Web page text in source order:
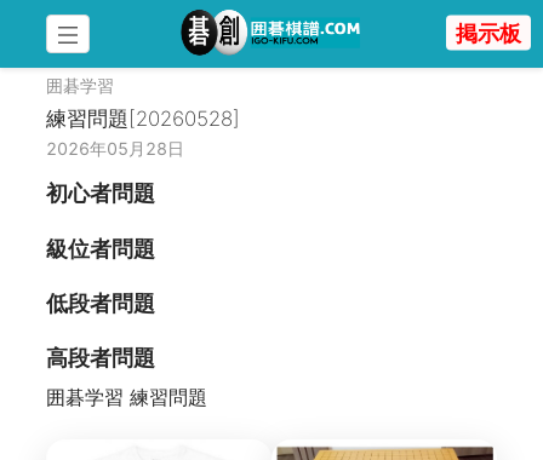
掲示板
囲碁学習
練習問題[20260528]
2026年05月28日
初心者問題
級位者問題
低段者問題
高段者問題
囲碁学習 練習問題